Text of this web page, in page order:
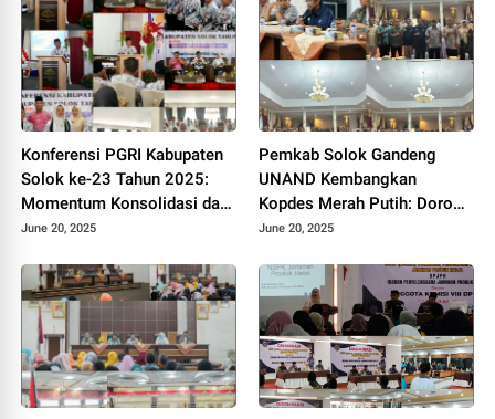
Konferensi PGRI Kabupaten
Solok ke-23 Tahun 2025:
Momentum Konsolidasi dan
Pemilihan Pengurus Baru.
June 20, 2025
Pemkab Solok Gandeng
UNAND Kembangkan
Kopdes Merah Putih: Dorong
Produksi Pupuk Organik dan
June 20, 2025